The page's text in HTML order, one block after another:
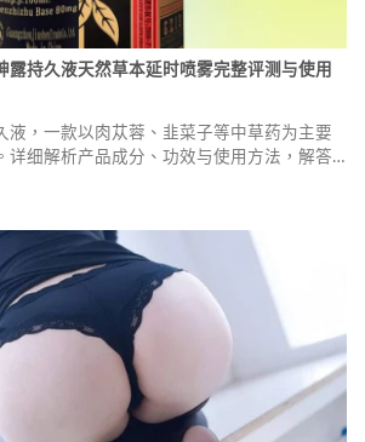
露持久液天然草本延时喷雾完整评测与使用
液，一款以肉苁蓉、韭菜子等中草药为主要
详细解析产品成分、功效与使用方法，解答